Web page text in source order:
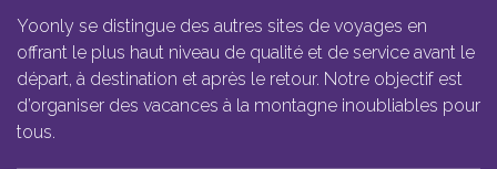
Yoonly se distingue des autres sites de voyages en
offrant le plus haut niveau de qualité et de service avant le
départ, à destination et après le retour. Notre objectif est
d’organiser des vacances à la montagne inoubliables pour
tous.